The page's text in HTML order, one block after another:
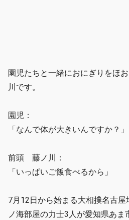
園児たちと一緒におにぎりをほ
川です。
園児：
「なんで体が大きいんですか？」
前頭 藤ノ川：
「いっぱいご飯食べるから」
7月12日から始まる大相撲名古
ノ海部屋の力士3人が愛知県あま